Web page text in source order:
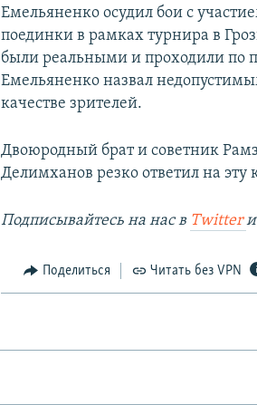
Емельяненко осудил бои с
поединки в рамках турнира в
были реальными и проходили по
Емельяненко назвал
качестве зрителей.
Двоюродный брат и советник
Делимханов резко ответил на
Подписывайтесь на наc в Twitter
Поделиться Читать без VPN